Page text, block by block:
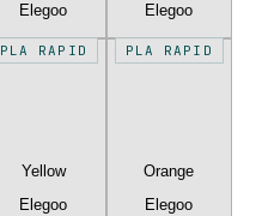
Elegoo
Elegoo
PLA RAPID
Yellow
Elegoo
PLA RAPID
Orange
Elegoo